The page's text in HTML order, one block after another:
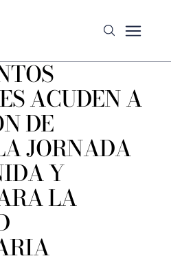
ACUDEN A
DE
JORNADA
Y
LA